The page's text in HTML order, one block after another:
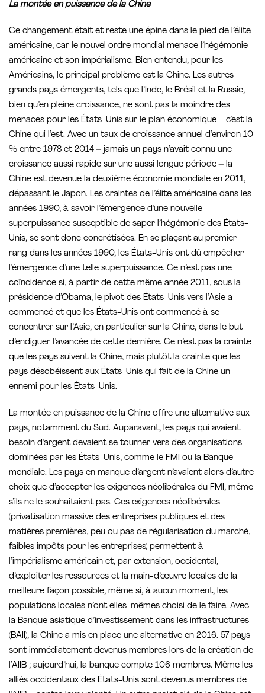
La montée en puissance de la Chine
Ce changement était et reste une épine dans le pied de l’élite
américaine, car le nouvel ordre mondial menace l’hégémonie
américaine et son impérialisme. Bien entendu, pour les
Américains, le principal problème est la Chine. Les autres
grands pays émergents, tels que l’Inde, le Brésil et la Russie,
bien qu’en pleine croissance, ne sont pas la moindre des
menaces pour les États-Unis sur le plan économique – c’est la
Chine qui l’est. Avec un taux de croissance annuel d’environ 10
% entre 1978 et 2014 – jamais un pays n’avait connu une
croissance aussi rapide sur une aussi longue période – la
Chine est devenue la deuxième économie mondiale en 2011,
dépassant le Japon. Les craintes de l’élite américaine dans les
années 1990, à savoir l’émergence d’une nouvelle
superpuissance susceptible de saper l’hégémonie des États-
Unis, se sont donc concrétisées. En se plaçant au premier
rang dans les années 1990, les États-Unis ont dû empêcher
l’émergence d’une telle superpuissance. Ce n’est pas une
coïncidence si, à partir de cette même année 2011, sous la
présidence d’Obama, le pivot des États-Unis vers l’Asie a
commencé et que les États-Unis ont commencé à se
concentrer sur l’Asie, en particulier sur la Chine, dans le but
d’endiguer l’avancée de cette dernière. Ce n’est pas la crainte
que les pays suivent la Chine, mais plutôt la crainte que les
pays désobéissent aux États-Unis qui fait de la Chine un
ennemi pour les États-Unis.
La montée en puissance de la Chine offre une alternative aux
pays, notamment du Sud. Auparavant, les pays qui avaient
besoin d’argent devaient se tourner vers des organisations
dominées par les États-Unis, comme le FMI ou la Banque
mondiale. Les pays en manque d’argent n’avaient alors d’autre
choix que d’accepter les exigences néolibérales du FMI, même
s’ils ne le souhaitaient pas. Ces exigences néolibérales
(privatisation massive des entreprises publiques et des
matières premières, peu ou pas de régularisation du marché,
faibles impôts pour les entreprises) permettent à
l’impérialisme américain et, par extension, occidental,
d’exploiter les ressources et la main-d’œuvre locales de la
meilleure façon possible, même si, à aucun moment, les
populations locales n’ont elles-mêmes choisi de le faire. Avec
la Banque asiatique d’investissement dans les infrastructures
(BAII), la Chine a mis en place une alternative en 2016. 57 pays
sont immédiatement devenus membres lors de la création de
l’AIIB ; aujourd’hui, la banque compte 106 membres. Même les
alliés occidentaux des États-Unis sont devenus membres de